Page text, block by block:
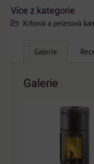
Více z kategorie
Krbová a peletová
Galerie
Galerie